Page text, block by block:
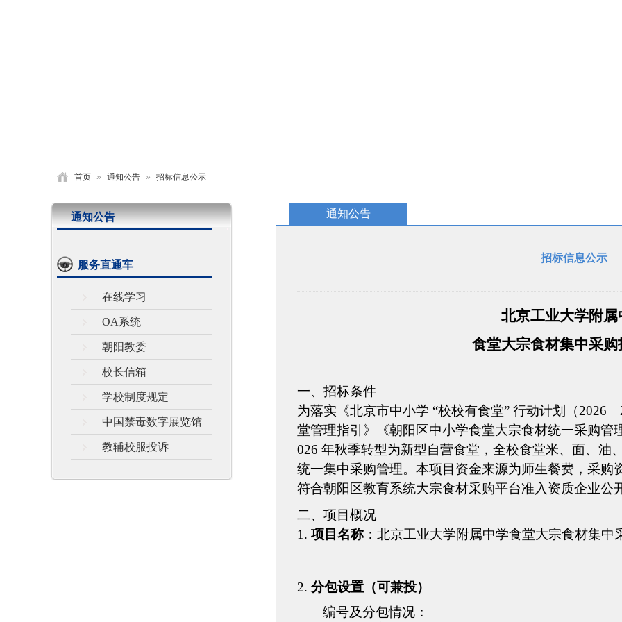
首页 » 通知公告 » 招标信息公示
通知公告
服务直通车
在线学习
OA系统
朝阳教委
校长信箱
学校制度规定
中国禁毒数字展览馆
教辅校服投诉
通知公告
招标信息公示
北京工业大学附属
食堂大宗食材集中采购
一、 招标条件
为落实《北京市中小学 “校校有食堂” 行动计划（
堂管理指引》《朝阳区中小学食堂大宗食材统一采购管
026 年秋季转型为新型自营食堂，全校食堂米、面、油
统一集中采购管理。本项目资金来源为师生餐费 ，采购
符合朝阳区教育系统大宗食材采购平台准入资质企业公
二、 项目概况
1. 项目名称：北京工业大学附属中学食堂大宗食材集中
2. 分包设置（可兼投）
编号及分包情况：